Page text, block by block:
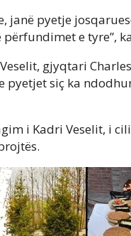
janë pyetje
e tyre”,
gjyqtari
pyetjet siç ka
i Kadri Veselit, i